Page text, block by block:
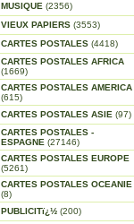
MUSIQUE (2356)
VIEUX PAPIERS (3553)
CARTES POSTALES (4418)
CARTES POSTALES AFRICA
(1669)
CARTES POSTALES AMERICA
(615)
CARTES POSTALES ASIE (97)
CARTES POSTALES -
ESPAGNE (27146)
CARTES POSTALES EUROPE
(5261)
CARTES POSTALES OCEANIE
(8)
PUBLICITï¿½ (200)